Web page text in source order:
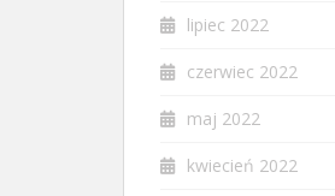
lipiec 2022
czerwiec 2022
maj 2022
kwiecień 2022